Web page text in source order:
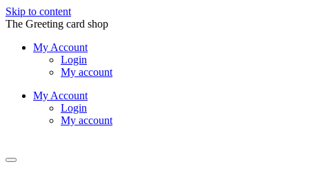
Skip to content
The Greeting card shop
My Account
Login
My account
My Account
Login
My account